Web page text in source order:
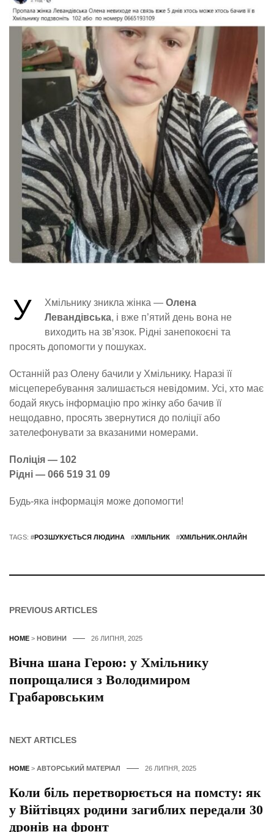
У Хмільнику зникла жінка — Олена
Левандівська, і вже п’ятий день вона не
виходить на зв’язок. Рідні занепокоєні та
просять допомогти у пошуках.
Останній раз Олену бачили у Хмільнику. Наразі її
місцеперебування залишається невідомим. Усі, хто має
бодай якусь інформацію про жінку або бачив її
нещодавно, просять звернутися до поліції або
зателефонувати за вказаними номерами.
Поліція — 102
Рідні — 066 519 31 09
Будь-яка інформація може допомогти!
TAGS: #РОЗШУКУЄТЬСЯ ЛЮДИНА #ХМІЛЬНИК #ХМІЛЬНИК.ОНЛАЙН
PREVIOUS ARTICLES
HOME > НОВИНИ 26 ЛИПНЯ, 2025
Вічна шана Герою: у Хмільнику
попрощалися з Володимиром
Грабаровським
NEXT ARTICLES
HOME > АВТОРСЬКИЙ МАТЕРІАЛ 26 ЛИПНЯ, 2025
Коли біль перетворюється на помсту: як
у Війтівцях родини загиблих передали 30
дронів на фронт